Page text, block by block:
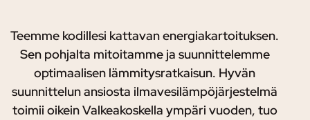
Teemme kodillesi kattavan energiakartoituksen.
Sen pohjalta mitoitamme ja suunnittelemme
optimaalisen lämmitysratkaisun. Hyvän
suunnittelun ansiosta ilmavesilämpöjärjestelmä
toimii oikein Valkeakoskella ympäri vuoden, tuo